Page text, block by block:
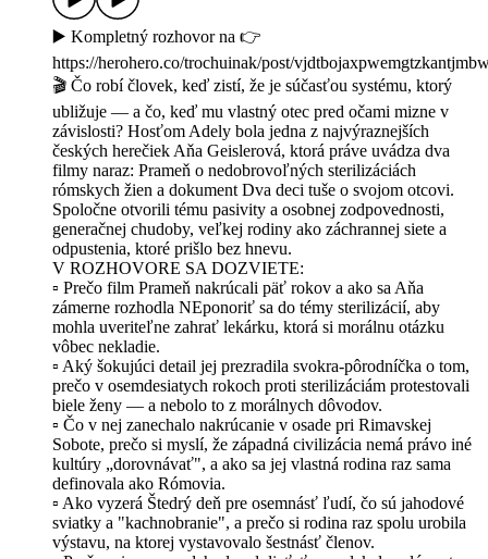
▶️ Kompletný rozhovor na 👉
https://herohero.co/trochuinak/post/
🎬 Čo robí človek, keď zistí, že je súčasťou systému, ktorý
ubližuje — a čo, keď mu vlastný otec pred očami mizne v
závislosti? Hosťom Adely bola jedna z najvýraznejších
českých herečiek Aňa Geislerová, ktorá práve uvádza dva
filmy naraz: Prameň o nedobrovoľných sterilizáciách
rómskych žien a dokument Dva deci tuše o svojom otcovi.
Spoločne otvorili tému pasivity a osobnej zodpovednosti,
generačnej chudoby, veľkej rodiny ako záchrannej siete a
odpustenia, ktoré prišlo bez hnevu.
V ROZHOVORE SA DOZVIETE:
▫️ Prečo film Prameň nakrúcali päť rokov a ako sa Aňa
zámerne rozhodla NEponoriť sa do témy sterilizácií, aby
mohla uveriteľne zahrať lekárku, ktorá si morálnu otázku
vôbec nekladie.
▫️ Aký šokujúci detail jej prezradila svokra-pôrodníčka o tom,
prečo v osemdesiatych rokoch proti sterilizáciám protestovali
biele ženy — a nebolo to z morálnych dôvodov.
▫️ Čo v nej zanechalo nakrúcanie v osade pri Rimavskej
Sobote, prečo si myslí, že západná civilizácia nemá právo iné
kultúry „dorovnávať", a ako sa jej vlastná rodina raz sama
definovala ako Rómovia.
▫️ Ako vyzerá Štedrý deň pre osemnásť ľudí, čo sú jahodové
sviatky a "kachnobranie", a prečo si rodina raz spolu urobila
výstavu, na ktorej vystavovalo šestnásť členov.